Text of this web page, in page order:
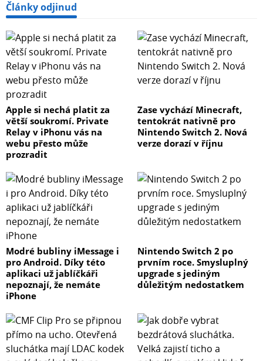
Články odjinud
Apple si nechá platit za
větší soukromí. Private
Relay v iPhonu vás na
webu přesto může
prozradit
Zase vychází Minecraft,
tentokrát nativně pro
Nintendo Switch 2. Nová
verze dorazí v říjnu
Modré bubliny iMessage i
pro Android. Díky této
aplikaci už jablíčkáři
nepoznají, že nemáte
iPhone
Nintendo Switch 2 po
prvním roce. Smysluplný
upgrade s jediným
důležitým nedostatkem